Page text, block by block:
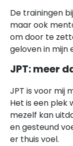
De trainingen
maar ook
om door te
geloven in mijn
JPT: meer
JPT is voor mij
Het is een plek
mezelf kan
en gesteund
er thuis voel.